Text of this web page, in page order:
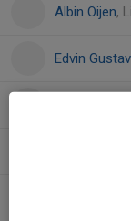
Albin Öijen,
Edvin